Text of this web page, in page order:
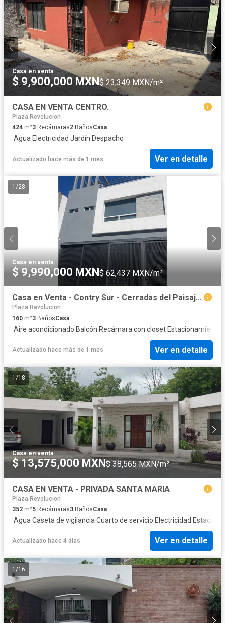
Casa·en venta
$ 9,900,000 MXN$ 23,349 MXN/m²
CASA EN VENTA CENTRO.
Plaza Revolucion
424 m²3 Recámaras2 BañosCasa
·Agua·Electricidad·Jardín·Despacho
Actualizado hace más de 1 mes Ver en detalle
1 /28
Casa·en venta
$ 9,990,000 MXN $ 62,437 MXN/m²
Casa en Venta - Contry Sur - Cerradas del Paisaje - Carr. Nacional
Plaza Revolucion
160 m²3 BañosCasa
·Aire acondicionado·Balcón·Recámara con closet·Estacionamiento
Actualizado hace más de 1 mes Ver en detalle
1/18
Casa·en venta
$ 13,575,000 MXN$ 38,565 MXN/m²
CASA EN VENTA - PRIVADA SANTA MARIA
Plaza Revolucion
352 m²5 Recámaras3 BañosCasa
·Agua·Caseta de vigilancia·Cuarto de servicio·Electricidad·
Actualizado hace 4 días Ver en detalle
1 /16